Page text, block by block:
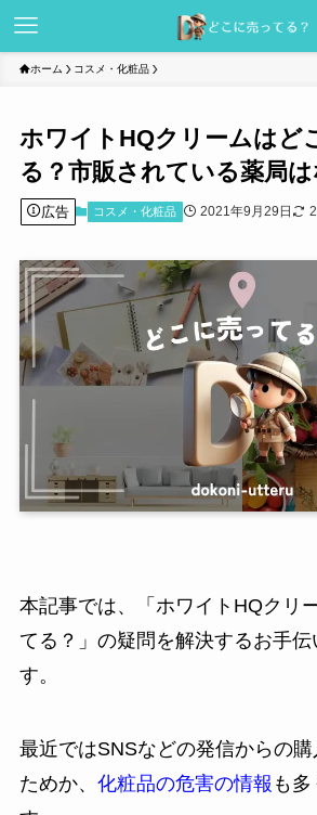
ホーム コスメ・化粧品
ホワイトHQクリームはど
る？市販されている薬局
広告 コスメ・化粧品 2021年9月29日
本記事では、「ホワイトHQクリ
てる？」の疑問を解決するお手伝
す。
最近ではSNSなどの発信からの
ためか、 化粧品の危害の情報 も